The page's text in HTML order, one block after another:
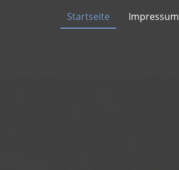
Startseite Impressum